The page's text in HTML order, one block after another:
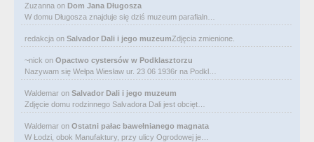
Zuzanna on Dom Jana Długosza
W domu Długosza znajduje się dziś muzeum parafialn…
redakcja on Salvador Dali i jego muzeumZdjęcia zmienione.
~nick on Opactwo cystersów w Podklasztorzu
Nazywam się Wełpa Wiesław ur. 23 06 1936r na Podkl…
Waldemar on Salvador Dali i jego muzeum
Zdjęcie domu rodzinnego Salvadora Dali jest obcięt…
Waldemar on Ostatni pałac bawełnianego magnata
W Łodzi, obok Manufaktury, przy ulicy Ogrodowej je…